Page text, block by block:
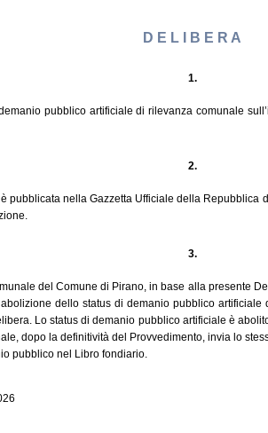
D E L I B E R A
1.
pubblico artificiale di rilevanza comunale
2.
pubblicata nella Gazzetta Ufficiale della Repubblica
3.
del Comune di Pirano, in base alla presente
dello status di demanio pubblico
Lo status di demanio pubblico artificiale è
dopo la definitività del Provvedimento, invia lo
pubblico nel Libro fondiario.